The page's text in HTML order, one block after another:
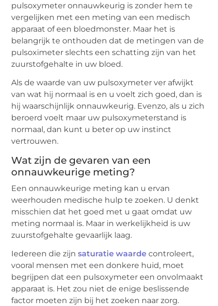
pulsoxymeter onnauwkeurig is zonder hem te
vergelijken met een meting van een medisch
apparaat of een bloedmonster. Maar het is
belangrijk te onthouden dat de metingen van de
pulsoximeter slechts een schatting zijn van het
zuurstofgehalte in uw bloed.
Als de waarde van uw pulsoxymeter ver afwijkt
van wat hij normaal is en u voelt zich goed, dan is
hij waarschijnlijk onnauwkeurig. Evenzo, als u zich
beroerd voelt maar uw pulsoxymeterstand is
normaal, dan kunt u beter op uw instinct
vertrouwen.
Wat zijn de gevaren van een
onnauwkeurige meting?
Een onnauwkeurige meting kan u ervan
weerhouden medische hulp te zoeken. U denkt
misschien dat het goed met u gaat omdat uw
meting normaal is. Maar in werkelijkheid is uw
zuurstofgehalte gevaarlijk laag.
Iedereen die zijnsaturatie waarde controleert,
vooral mensen met een donkere huid, moet
begrijpen dat een pulsoxymeter een onvolmaakt
apparaat is. Het zou niet de enige beslissende
factor moeten zijn bij het zoeken naar zorg.